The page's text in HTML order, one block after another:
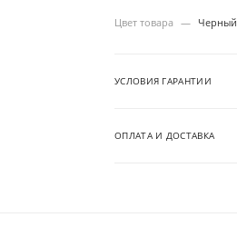
Цвет товара — Черный
УСЛОВИЯ ГАРАНТИИ
ОПЛАТА И ДОСТАВКА